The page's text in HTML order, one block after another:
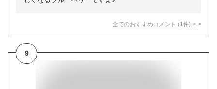
全てのおすすめコメント (1 件) >
9